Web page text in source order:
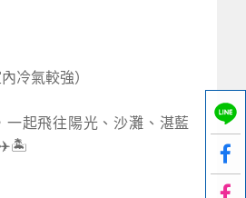
冷氣較強）
一起飛往陽光、沙灘、湛藍
✈️🏝️